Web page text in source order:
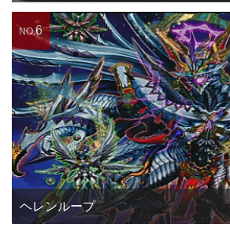
ヘレンループ
NO.6